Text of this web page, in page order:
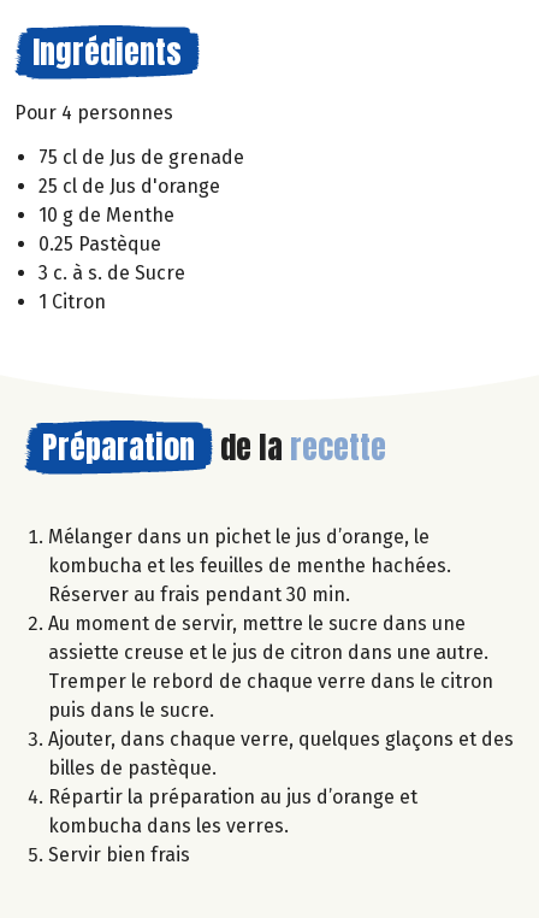
Ingrédients
Pour 4 personnes
75 cl de Jus de grenade
25 cl de Jus d'orange
10 g de Menthe
0.25 Pastèque
3 c. à s. de Sucre
1 Citron
Préparation de la recette
Mélanger dans un pichet le jus d’orange, le
kombucha et les feuilles de menthe hachées.
Réserver au frais pendant 30 min.
Au moment de servir, mettre le sucre dans une
assiette creuse et le jus de citron dans une autre.
Tremper le rebord de chaque verre dans le citron
puis dans le sucre.
Ajouter, dans chaque verre, quelques glaçons et des
billes de pastèque.
Répartir la préparation au jus d’orange et
kombucha dans les verres.
Servir bien frais